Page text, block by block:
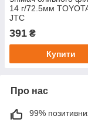
14 г/72.5мм
JTC
391 ₴
Купити
Про нас
99%